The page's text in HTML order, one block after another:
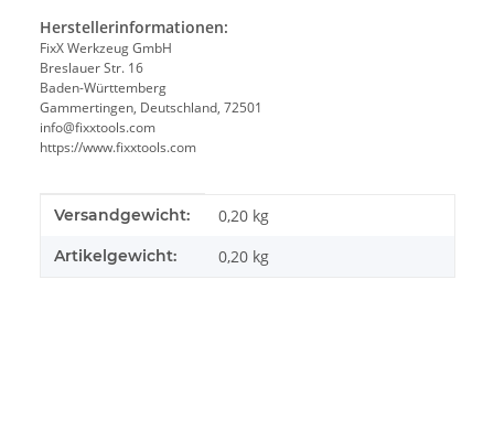
Herstellerinformationen:
FixX Werkzeug GmbH
Breslauer Str. 16
Baden-Württemberg
Gammertingen, Deutschland, 72501
info@fixxtools.com
https://www.fixxtools.com
Produkteigenschaft
Wert
Versandgewicht: 0,20 kg
Artikelgewicht: 0,20 kg